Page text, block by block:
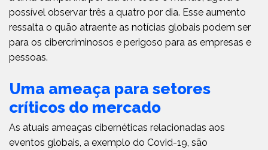
possível observar três a quatro por dia. Esse aumento
ressalta o quão atraente as notícias globais podem ser
para os cibercriminosos e perigoso para as empresas e
pessoas.
Uma ameaça para setores
críticos do mercado
As atuais ameaças cibernéticas relacionadas aos
eventos globais, a exemplo do Covid-19, são